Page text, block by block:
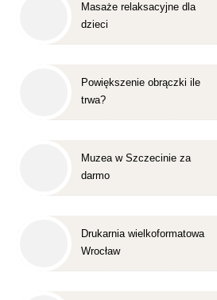
Masaże relaksacyjne dla
dzieci
Powiększenie obrączki ile
trwa?
Muzea w Szczecinie za
darmo
Drukarnia wielkoformatowa
Wrocław